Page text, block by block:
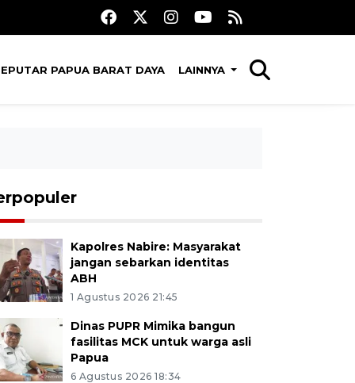
PAPUA BARAT DAYA LAINNYA
Kapolres Nabire: Masyarakat
jangan sebarkan identitas
ABH
1 Agustus 2026 21:45
Dinas PUPR Mimika bangun
fasilitas MCK untuk warga asli
Papua
6 Agustus 2026 18:34